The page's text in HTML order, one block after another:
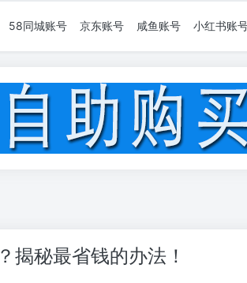
58同城账号 京东账号 咸鱼账号 小红书账
揭秘最省钱的办法！